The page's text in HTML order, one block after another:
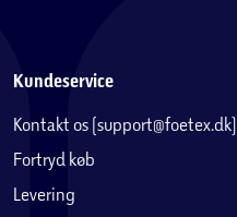
Kundeservice
Kontakt os (support@foetex.dk)
Fortryd køb
Levering